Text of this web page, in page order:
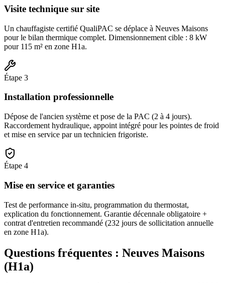
Visite technique sur site
Un chauffagiste certifié QualiPAC se déplace à Neuves Maisons
pour le bilan thermique complet. Dimensionnement cible : 8 kW
pour 115 m² en zone H1a.
Étape 3
Installation professionnelle
Dépose de l'ancien système et pose de la PAC (2 à 4 jours).
Raccordement hydraulique, appoint intégré pour les pointes de froid
et mise en service par un technicien frigoriste.
Étape 4
Mise en service et garanties
Test de performance in-situ, programmation du thermostat,
explication du fonctionnement. Garantie décennale obligatoire +
contrat d'entretien recommandé (232 jours de sollicitation annuelle
en zone H1a).
Questions fréquentes : Neuves Maisons
(H1a)